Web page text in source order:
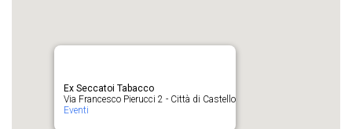
Ex Seccatoi Tabacco
Via Francesco Pierucci 2 - Città di Castello
Eventi